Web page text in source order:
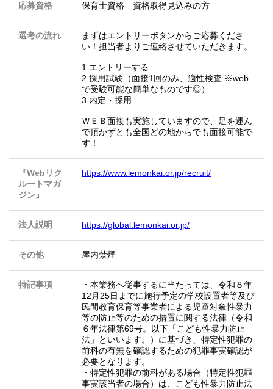
応募資格 保育士資格 資格取得見込みの方
選考の流れ
まずはエントリーボタンからご応募くださ
い！担当者よりご連絡させていただきます。
1.エントリーする
2.採用試験（面接1回のみ、適性検査 ※web
で受験可能な簡単なものです◎）
3.内定・採用
ＷＥＢ面接も実施していますので、足を運ん
で頂かずとも全国どの地からでも面接可能で
す！
『Webリク
ルートマガ
ジン』
https://www.lemonkai.or.jp/recruit/
法人説明 https://global.lemonkai.or.jp/
その他 屋内禁煙
特記事項
・本業務へ従事するに当たっては、令和８年
12月25日までに施行予定の学校設置者等及び
民間教育保育等事業者による児童対象性暴力
等の防止等のための措置に関する法律（令和
６年法律第69号。以下「こども性暴力防止
法」といいます。）に基づき、特定性犯罪の
前科の有無を確認するための犯罪事実確認が
必要となります。
・特定性犯罪の前科がある場合（特定性犯罪
事実該当者の場合）は、こども性暴力防止法